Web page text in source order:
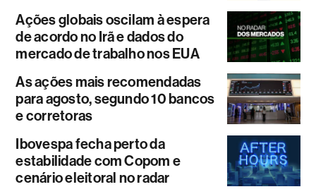
Ações globais oscilam à espera
de acordo no Irã e dados do
mercado de trabalho nos EUA
As ações mais recomendadas
para agosto, segundo 10 bancos
e corretoras
Ibovespa fecha perto da
estabilidade com Copom e
cenário eleitoral no radar